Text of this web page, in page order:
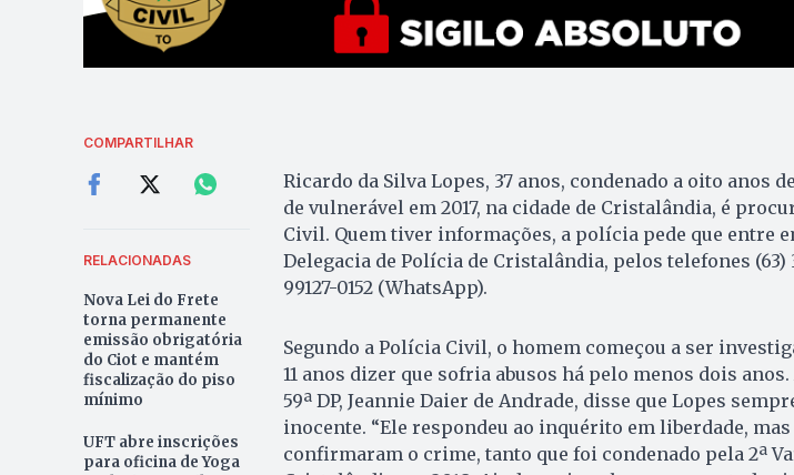
COMPARTILHAR
RELACIONADAS
Nova Lei do Frete
torna permanente
emissão obrigatória
do Ciot e mantém
fiscalização do piso
mínimo
UFT abre inscrições
para oficina de Yoga
Ricardo da Silva Lopes, 37 anos, condenado a oito anos
de vulnerável em 2017, na cidade de Cristalândia, é
Civil. Quem tiver informações, a polícia pede que entre
Delegacia de Polícia de Cristalândia, pelos telefones (63)
99127-0152 (WhatsApp).
Segundo a Polícia Civil, o homem começou a ser
11 anos dizer que sofria abusos há pelo menos dois
59ª DP, Jeannie Daier de Andrade, disse que Lopes
inocente. “Ele respondeu ao inquérito em liberdade,
confirmaram o crime, tanto que foi condenado pela 2ª